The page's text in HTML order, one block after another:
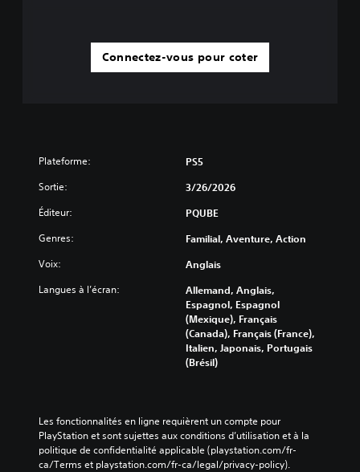
Connectez-vous pour coter
Plateforme: PS5
Sortie: 3/26/2026
Éditeur: PQUBE
Genres: Familial, Aventure, Action
Voix: Anglais
Langues à l’écran:
Allemand, Anglais,
Espagnol, Espagnol
(Mexique), Français
(Canada), Français (France),
Italien, Japonais, Portugais
(Brésil)
Les fonctionnalités en ligne requièrent un compte pour
PlayStation et sont sujettes aux conditions d’utilisation et à la
politique de confidentialité applicable (playstation.com/fr-
ca/Terms et playstation.com/fr-ca/legal/privacy-policy).